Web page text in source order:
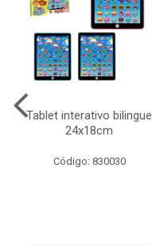
Tablet interativo bilingue
24x18cm
Código: 830030